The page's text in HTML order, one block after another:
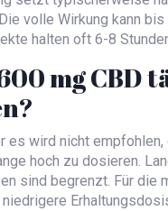
volle Wirkung kann
halten oft 6-8
mg CBD
es wird nicht empfohlen,
hoch zu dosieren.
sind begrenzt. Für die